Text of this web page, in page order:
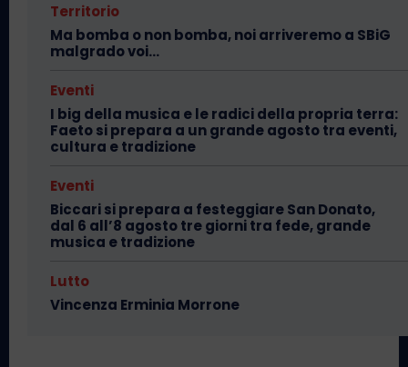
Territorio
Ma bomba o non bomba, noi arriveremo a SBiG
malgrado voi…
Eventi
I big della musica e le radici della propria terra:
Faeto si prepara a un grande agosto tra eventi,
cultura e tradizione
Eventi
Biccari si prepara a festeggiare San Donato,
dal 6 all’8 agosto tre giorni tra fede, grande
musica e tradizione
Lutto
Vincenza Erminia Morrone